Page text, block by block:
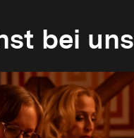
bei uns